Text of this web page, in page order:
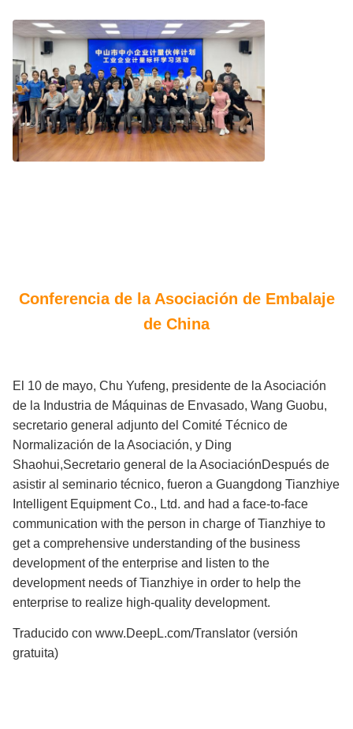
Conferencia de la Asociación de Embalaje
de China
El 10 de mayo, Chu Yufeng, presidente de la Asociación
de la Industria de Máquinas de Envasado, Wang Guobu,
secretario general adjunto del Comité Técnico de
Normalización de la Asociación, y Ding
Shaohui,Secretario general de la AsociaciónDespués de
asistir al seminario técnico, fueron a Guangdong Tianzhiye
Intelligent Equipment Co., Ltd. and had a face-to-face
communication with the person in charge of Tianzhiye to
get a comprehensive understanding of the business
development of the enterprise and listen to the
development needs of Tianzhiye in order to help the
enterprise to realize high-quality development.
Traducido con www.DeepL.com/Translator (versión
gratuita)